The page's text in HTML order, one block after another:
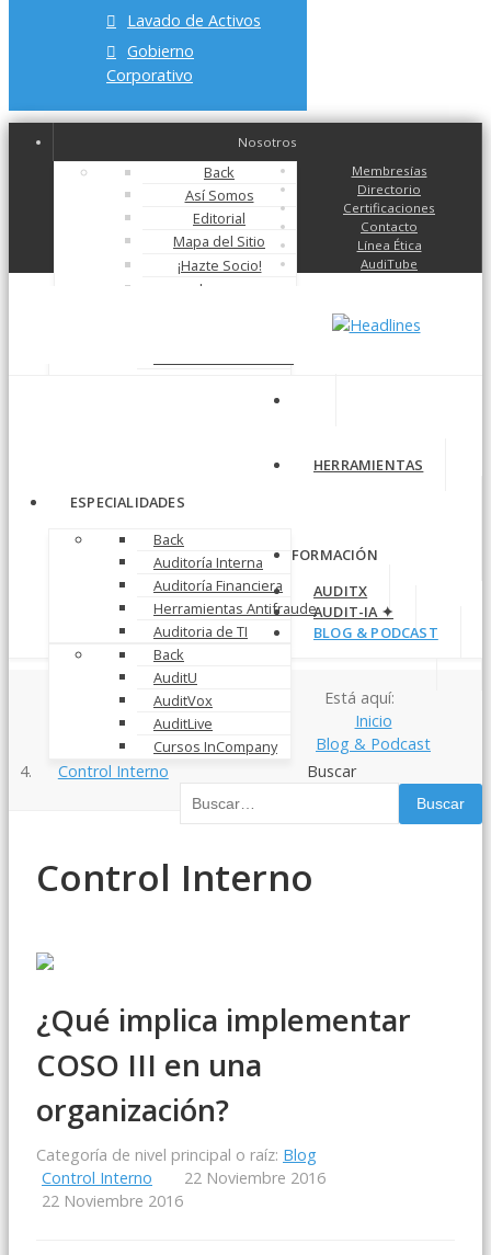
Lavado de Activos
Gobierno
Corporativo
Nosotros
Back
Así Somos
Editorial
Mapa del Sitio
¡Hazte Socio!
Logos
Membresías
Directorio
Certificaciones
Contacto
Línea Ética
AudiTube
HERRAMIENTAS
ESPECIALIDADES
Back
Auditoría Interna
Auditoría Financiera
Herramientas Antifraude
Auditoria de TI
FORMACIÓN
Back
AuditU
AuditVox
AuditLive
Cursos InCompany
AUDITX
AUDIT-IA ✦
BLOG & PODCAST
Buscar
Buscar
Está aquí:
Inicio
Blog & Podcast
Control Interno
Control Interno
¿Qué implica implementar
COSO III en una
organización?
Categoría de nivel principal o raíz: Blog
Control Interno
22 Noviembre 2016
22 Noviembre 2016